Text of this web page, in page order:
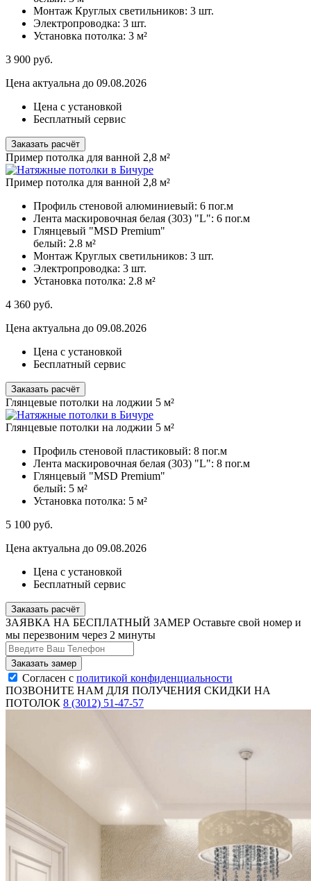
Монтаж Круглых светильников: 3 шт.
Электропроводка: 3 шт.
Установка потолка: 3 м²
3 900 руб.
Цена актуальна до 09.08.2026
Цена с установкой
Бесплатный сервис
Заказать расчёт
Пример потолка для ванной 2,8 м²
Пример потолка для ванной 2,8 м²
Профиль стеновой алюминиевый: 6 пог.м
Лента маскировочная белая (303) "L": 6 пог.м
Глянцевый "MSD Premium"
белый: 2.8 м²
Монтаж Круглых светильников: 3 шт.
Электропроводка: 3 шт.
Установка потолка: 2.8 м²
4 360 руб.
Цена актуальна до 09.08.2026
Цена с установкой
Бесплатный сервис
Заказать расчёт
Глянцевые потолки на лоджии 5 м²
Глянцевые потолки на лоджии 5 м²
Профиль стеновой пластиковый: 8 пог.м
Лента маскировочная белая (303) "L": 8 пог.м
Глянцевый "MSD Premium"
белый: 5 м²
Установка потолка: 5 м²
5 100 руб.
Цена актуальна до 09.08.2026
Цена с установкой
Бесплатный сервис
Заказать расчёт
ЗАЯВКА НА БЕСПЛАТНЫЙ ЗАМЕР Оставьте свой номер и
мы перезвоним через 2 минуты
Согласен с политикой конфиденциальности
ПОЗВОНИТЕ НАМ ДЛЯ ПОЛУЧЕНИЯ СКИДКИ НА
ПОТОЛОК 8 (3012) 51-47-57